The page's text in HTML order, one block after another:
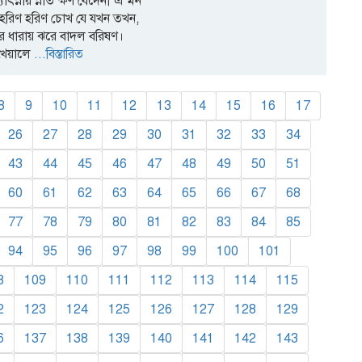
হরিণ চোখ যে যখন তখন,
ঝরে বাদল বরিষণ।
...বিস্তারিত
9 10 11 12 13 14 15 16
17
26
27 28 29 30 31 32 33
34
43
44 45 46 47 48 49 50
51
60
61 62 63 64 65 66 67
68
77
78 79 80 81 82 83 84
85
94
95 96 97 98 99 100
101
109 110 111 112 113 114
115
123 124 125 126 127 128
129
137 138 139 140 141 142
143